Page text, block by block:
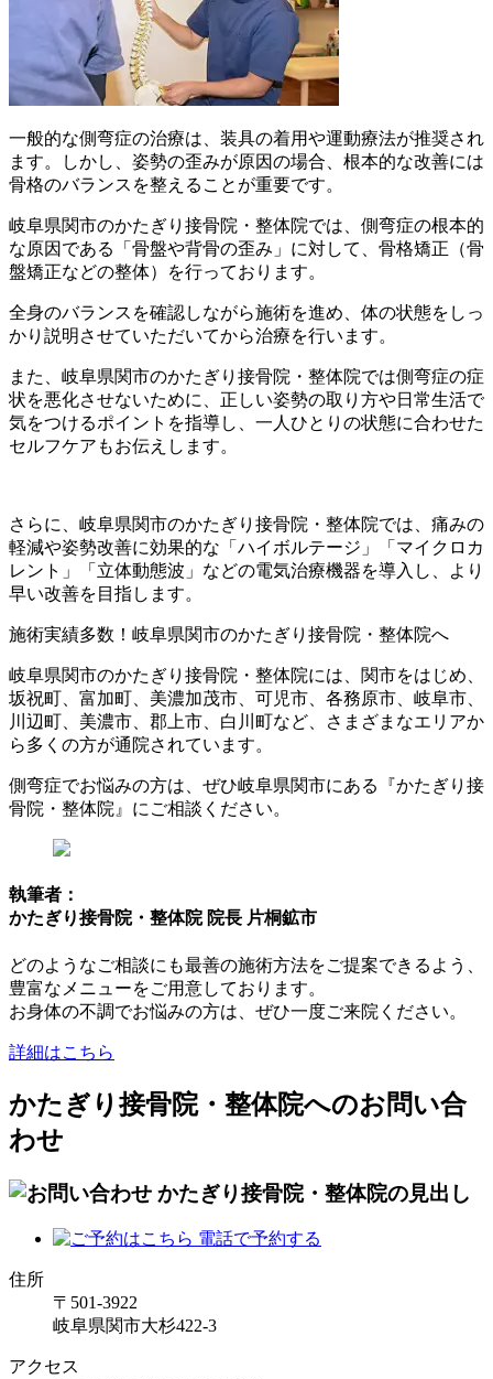
一般的な側弯症の治療は、装具の着用や運動療法が推奨され
ます。しかし、姿勢の歪みが原因の場合、根本的な改善には
骨格のバランスを整えることが重要です。
岐阜県関市のかたぎり接骨院・整体院では、側弯症の根本的
な原因である「骨盤や背骨の歪み」に対して、骨格矯正（骨
盤矯正などの整体）を行っております。
全身のバランスを確認しながら施術を進め、体の状態をしっ
かり説明させていただいてから治療を行います。
また、岐阜県関市のかたぎり接骨院・整体院では側弯症の症
状を悪化させないために、正しい姿勢の取り方や日常生活で
気をつけるポイントを指導し、一人ひとりの状態に合わせた
セルフケアもお伝えします。
さらに、岐阜県関市のかたぎり接骨院・整体院では、痛みの
軽減や姿勢改善に効果的な「ハイボルテージ」「マイクロカ
レント」「立体動態波」などの電気治療機器を導入し、より
早い改善を目指します。
施術実績多数！岐阜県関市のかたぎり接骨院・整体院へ
岐阜県関市のかたぎり接骨院・整体院には、関市をはじめ、
坂祝町、富加町、美濃加茂市、可児市、各務原市、岐阜市、
川辺町、美濃市、郡上市、白川町など、さまざまなエリアか
ら多くの方が通院されています。
側弯症でお悩みの方は、ぜひ岐阜県関市にある『かたぎり接
骨院・整体院』にご相談ください。
執筆者：
かたぎり接骨院・整体院 院長 片桐鉱市
どのようなご相談にも最善の施術方法をご提案できるよう、
豊富なメニューをご用意しております。
お身体の不調でお悩みの方は、ぜひ一度ご来院ください。
詳細はこちら
かたぎり接骨院・整体院へのお問い合
わせ
住所
〒501-3922
岐阜県関市大杉422-3
アクセス